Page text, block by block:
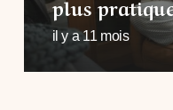
plus
il y a 11 mois